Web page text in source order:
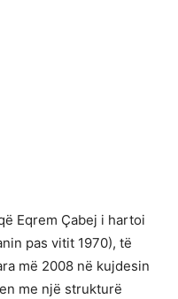
Eqrem Çabej i hartoi
pas vitit 1970), të
më 2008 në kujdesin
me një strukturë